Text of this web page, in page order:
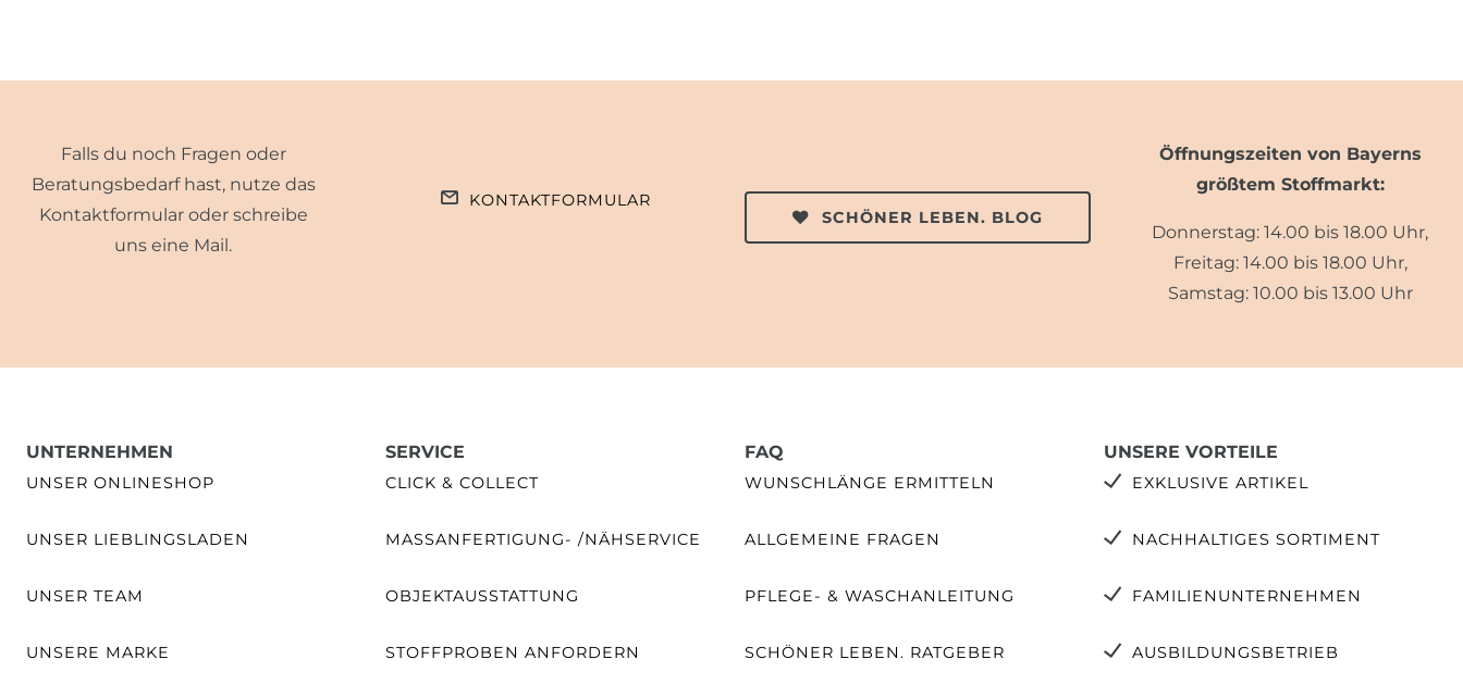
Falls du noch Fragen oder
Beratungsbedarf hast, nutze das
Kontaktformular oder schreibe
uns eine Mail.
KONTAKTFORMULAR
SCHÖNER LEBEN. BLOG
Öffnungszeiten von Bayerns
größtem Stoffmarkt:
Donnerstag: 14.00 bis 18.00 Uhr,
Freitag: 14.00 bis 18.00 Uhr,
Samstag: 10.00 bis 13.00 Uhr
UNTERNEHMEN
UNSER ONLINESHOP
UNSER LIEBLINGSLADEN
UNSER TEAM
UNSERE MARKE
SERVICE
CLICK & COLLECT
MASSANFERTIGUNG- /NÄHSERVICE
OBJEKTAUSSTATTUNG
STOFFPROBEN ANFORDERN
FAQ
WUNSCHLÄNGE ERMITTELN
ALLGEMEINE FRAGEN
PFLEGE- & WASCHANLEITUNG
SCHÖNER LEBEN. RATGEBER
UNSERE VORTEILE
EXKLUSIVE ARTIKEL
NACHHALTIGES SORTIMENT
FAMILIENUNTERNEHMEN
AUSBILDUNGSBETRIEB